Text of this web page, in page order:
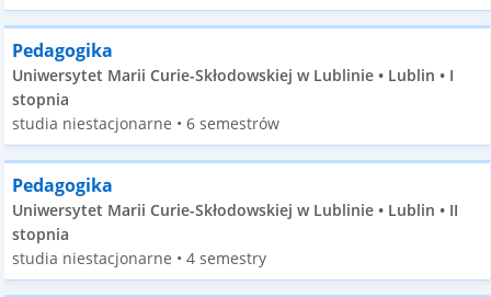
Pedagogika
Uniwersytet Marii Curie-Skłodowskiej w Lublinie • Lublin • I
stopnia
studia niestacjonarne • 6 semestrów
Pedagogika
Uniwersytet Marii Curie-Skłodowskiej w Lublinie • Lublin • II
stopnia
studia niestacjonarne • 4 semestry